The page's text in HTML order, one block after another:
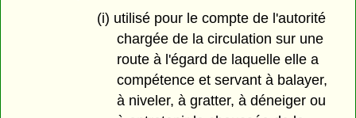
(i) utilisé pour le compte de l'autorité
chargée de la circulation sur une
route à l'égard de laquelle elle a
compétence et servant à balayer,
à niveler, à gratter, à déneiger ou